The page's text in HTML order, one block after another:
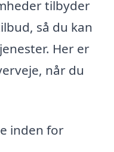
tilbyder
så du kan
Her er
når du
inden for